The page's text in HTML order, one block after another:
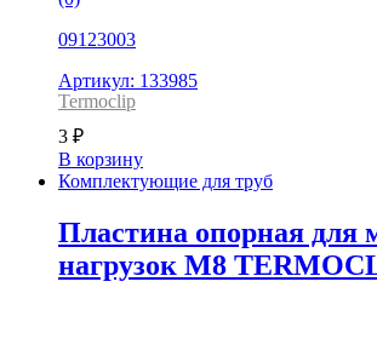
09123003
Артикул: 133985
Termoclip
3 ₽
В корзину
Комплектующие для труб
Пластина опорная для
нагрузок М8